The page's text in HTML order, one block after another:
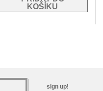
sign up!